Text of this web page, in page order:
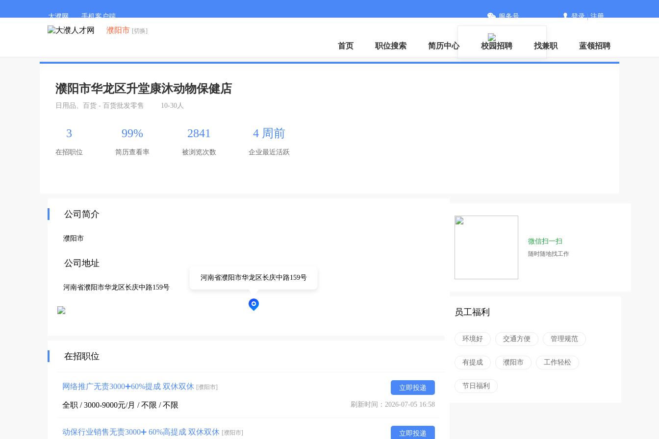
大濮网 手机客户端 服务号 登录|注册
濮阳市 [切换]
首页 职位搜索 简历中心 校园招聘 找兼职 蓝领招聘
濮阳市华龙区升堂康沐动物保健店
日用品、百货 - 百货批发零售 10-30人
3
在招职位
99%
简历查看率
2841
被浏览次数
4 周前
企业最近活跃
公司简介
濮阳市
公司地址
河南省濮阳市华龙区长庆中路159号
河南省濮阳市华龙区长庆中路159号
在招职位
网络推广无责3000➕60%提成 双休双休 [濮阳市] 立即投递
全职 / 3000-9000元/月 / 不限 / 不限 刷新时间：2026-07-05 16:58
动保行业销售无责3000➕ 60%高提成 双休双休 [濮阳市] 立即投递
微信扫一扫
随时随地找工作
员工福利
环境好 交通方便 管理规范
有提成 濮阳市 工作轻松
节日福利